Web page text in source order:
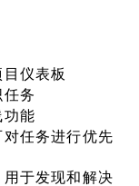
仪表板
务
功能
任务进行优先
于发现和解决